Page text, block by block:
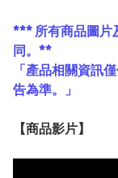
*** 所有商品圖片
同。**
「產品相關資訊
告為準。」
【商品影片】